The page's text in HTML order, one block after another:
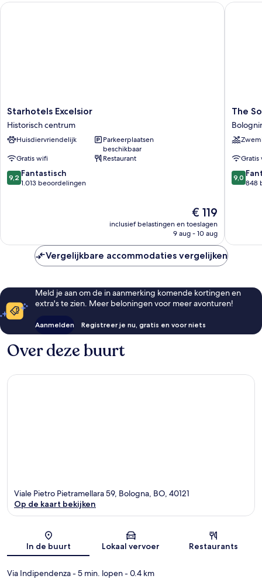
Starhotels
Excelsior
Historisch
centrum
Starhotels Excelsior
Historisch centrum
Huisdiervriendelijk
Parkeerplaatsen
beschikbaar
Gratis wifi
Restaurant
9.2
van
9,2 Fantastisch
1.013 beoordelingen
De
prijs
is
€ 119
inclusief belastingen en toeslagen
9 aug - 10 aug
Starhotels Excelsior
The
Social
Hub
Bologna
The
Gratis
9.0
van
9,0
848
The
Vergelijkbare accommodaties vergelijken
Meld je aan om de in aanmerking komende kortingen en
extra's te zien. Meer beloningen voor meer avonturen!
Aanmelden Registreer je nu, gratis en voor niets
Over deze buurt
Kaart
Viale Pietro Pietramellara 59, Bologna, BO, 40121
Op de kaart bekijken
In de buurt Lokaal vervoer Restaurants
Via Indipendenza- 5 min. lopen- 0.4 km